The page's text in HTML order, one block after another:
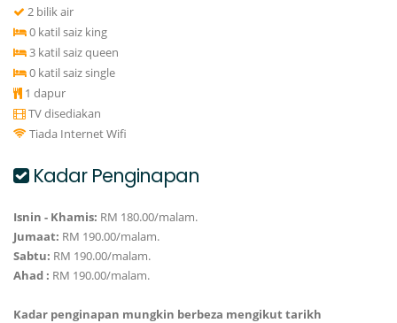
2 bilik air
0 katil saiz king
3 katil saiz queen
0 katil saiz single
1 dapur
TV disediakan
Tiada Internet Wifi
Kadar Penginapan
Isnin - Khamis: RM 180.00/malam.
Jumaat: RM 190.00/malam.
Sabtu: RM 190.00/malam.
Ahad : RM 190.00/malam.
Kadar penginapan mungkin berbeza mengikut tarikh